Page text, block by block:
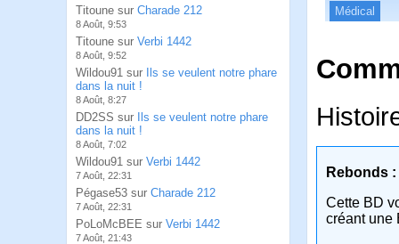
Titoune sur Charade 212
8 Août, 9:53
Titoune sur Verbi 1442
8 Août, 9:52
Wildou91 sur
Ils se veulent notre phare
dans la nuit !
8 Août, 8:27
DD2SS sur
Ils se veulent notre phare
dans la nuit !
8 Août, 7:02
Wildou91 sur Verbi 1442
7 Août, 22:31
Pégase53 sur Charade 212
7 Août, 22:31
PoLoMcBEE sur Verbi 1442
7 Août, 21:43
Médical
Rebonds :
Cette BD
créant une